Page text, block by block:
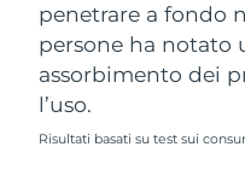
penetrare a fondo
persone ha notato
assorbimento dei
l’uso.
Risultati basati su test sui
Turchia
Emirati Arabi Uniti
Regno Unito